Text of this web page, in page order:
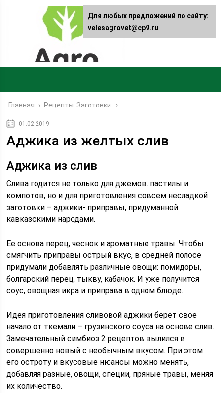
Главная › Рецепты, Заготовки
01.02.2019
Аджика из желтых слив
Аджика из слив
Слива годится не только для джемов, пастилы и
компотов, но и для приготовления совсем несладкой
заготовки – аджики- приправы, придуманной
кавказскими народами.
Ее основа перец, чеснок и ароматные травы. Чтобы
смягчить приправы острый вкус, в средней полосе
придумали добавлять различные овощи: помидоры,
болгарский перец, тыкву, кабачок. И уже получится
соус, овощная икра и приправа в одном блюде.
Идея приготовления сливовой аджики берет свое
начало от ткемали – грузинского соуса на основе слив.
Замечательный симбиоз 2 рецептов вылился в
совершенно новый с необычным вкусом. При этом
его остроту и вкусовые нюансы можно менять,
добавляя разные, овощи, специи, пряные травы, меняя
их количество.
Для любых предложений по сайту:
velesagrovet@cp9.ru